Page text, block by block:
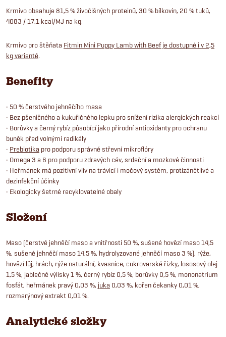
Krmivo obsahuje 81,5 % živočišných proteinů, 30 % bílkovin, 20 % tuků,
4083 / 17,1 kcal/MJ na kg.
Krmivo pro štěňata Fitmin Mini Puppy Lamb with Beef je dostupné i v 2,5
kg variantě.
Benefity
• 50 % čerstvého jehněčího masa
• Bez pšeničného a kukuřičného lepku pro snížení rizika alergických reakcí
• Borůvky a černý rybíz působící jako přírodní antioxidanty pro ochranu
buněk před volnými radikály
• Prebiotika pro podporu správné střevní mikroflóry
• Omega 3 a 6 pro podporu zdravých cév, srdeční a mozkové činnosti
• Heřmánek má pozitivní vliv na trávicí i močový systém, protizánětlivé a
dezinfekční účinky
• Ekologicky šetrné recyklovatelné obaly
Složení
Maso (čerstvé jehněčí maso a vnitřnosti 50 %, sušené hovězí maso 14,5
%, sušené jehněčí maso 14,5 %, hydrolyzované jehněčí maso 3 %), rýže,
hovězí lůj, hrách, rýže naturální, kvasnice, cukrovarské řízky, lososový olej
1,5 %, jablečné výlisky 1 %, černý rybíz 0,5 %, borůvky 0,5 %, mononatrium
fosfát, heřmánek pravý 0,03 %, juka 0,03 %, kořen čekanky 0,01 %,
rozmarýnový extrakt 0,01 %.
Analytické složky